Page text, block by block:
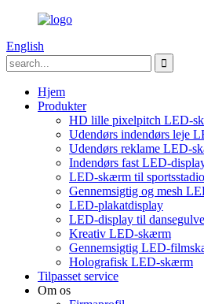
English
Hjem
Produkter
HD lille pixelpitch LED-
Udendørs indendørs leje
Udendørs reklame LED-
Indendørs fast LED-
LED-skærm til
Gennemsigtig og mesh
LED-plakatdisplay
LED-display til
Kreativ LED-skærm
Gennemsigtig LED-
Holografisk LED-skærm
Tilpasset service
Om os